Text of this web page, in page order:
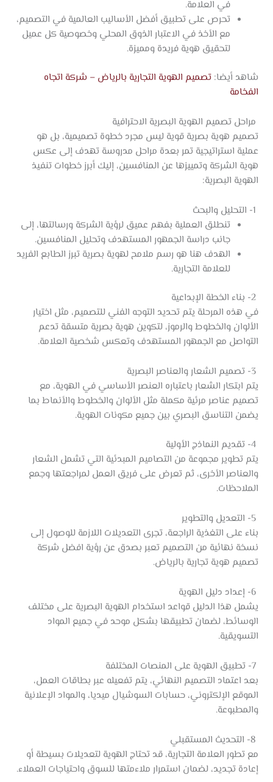
في العلامة.
تحرص على تطبيق أفضل الأساليب العالمية في التصميم،
مع الأخذ في الاعتبار الذوق المحلي وخصوصية كل عميل
لتحقيق هوية فريدة ومميزة.
شاهد أيضا: تصميم الهوية التجارية بالرياض – شركة اتجاه
الفخامة
مراحل تصميم الهوية البصرية الاحترافية
تصميم هوية بصرية قوية ليس مجرد خطوة تصميمية، بل هو
عملية استراتيجية تمر بعدة مراحل مدروسة تهدف إلى عكس
هوية الشركة وتمييزها عن المنافسين، إليك أبرز خطوات تنفيذ
الهوية البصرية:
تنطلق العملية بفهم عميق لرؤية الشركة ورسالتها، إلى
جانب دراسة الجمهور المستهدف وتحليل المنافسين.
الهدف هنا هو رسم ملامح لهوية بصرية تبرز الطابع الفريد
للعلامة التجارية.
في هذه المرحلة يتم تحديد التوجه الفني للتصميم، مثل اختيار
الألوان والخطوط والرموز، لتكوين هوية بصرية متسقة تدعم
التواصل مع الجمهور المستهدف وتعكس شخصية العلامة.
يتم ابتكار الشعار باعتباره العنصر الأساسي في الهوية، مع
تصميم عناصر مرئية مكملة مثل الألوان والخطوط والأنماط بما
يضمن التناسق البصري بين جميع مكونات الهوية.
يتم تطوير مجموعة من التصاميم المبدئية التي تشمل الشعار
والعناصر الأخرى، ثم تعرض على فريق العمل لمراجعتها وجمع
الملاحظات.
بناء على التغذية الراجعة، تجرى التعديلات اللازمة للوصول إلى
نسخة نهائية من التصميم تعبر بصدق عن رؤية افضل شركة
تصميم هوية تجارية بالرياض.
يشمل هذا الدليل قواعد استخدام الهوية البصرية على مختلف
الوسائط، لضمان تطبيقها بشكل موحد في جميع المواد
التسويقية.
بعد اعتماد التصميم النهائي، يتم تفعيله عبر بطاقات العمل،
الموقع الإلكتروني، حسابات السوشيال ميديا، والمواد الإعلانية
والمطبوعة.
مع تطور العلامة التجارية، قد تحتاج الهوية لتعديلات بسيطة أو
إعادة تجديد، لضمان استمرار ملاءمتها للسوق واحتياجات العملاء.